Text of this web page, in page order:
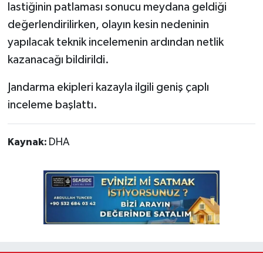
lastiğinin patlaması sonucu meydana geldiği
değerlendirilirken, olayın kesin nedeninin
yapılacak teknik incelemenin ardından netlik
kazanacağı bildirildi.
Jandarma ekipleri kazayla ilgili geniş çaplı
inceleme başlattı.
Kaynak: DHA